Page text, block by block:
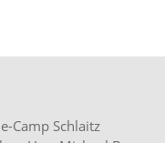
Camp Schlaitz